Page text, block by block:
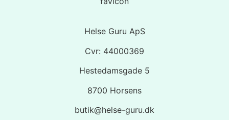
Helse Guru ApS
Cvr: 44000369
Hestedamsgade 5
8700 Horsens
butik@helse-guru.dk